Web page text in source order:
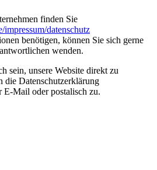
finden Sie
impressum/datenschutz
benötigen, können Sie sich gerne
wenden.
sein, unsere Website direkt zu
die Datenschutzerklärung
E-Mail oder postalisch zu.